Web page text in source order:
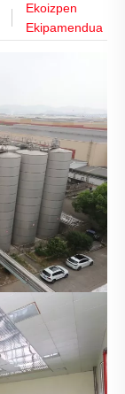
Ekoizpen
Ekipamendua